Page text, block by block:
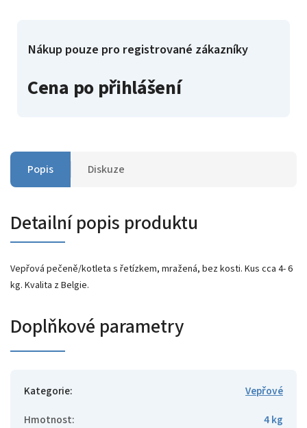
Cena po přihlášení
Nákup pouze pro registrované zákazníky
Popis Diskuze
Detailní popis produktu
Vepřová pečeně/kotleta s řetízkem, mražená, bez kosti. Kus cca 4- 6
kg. Kvalita z Belgie.
Doplňkové parametry
Kategorie:
Vepřové
Hmotnost: 4 kg